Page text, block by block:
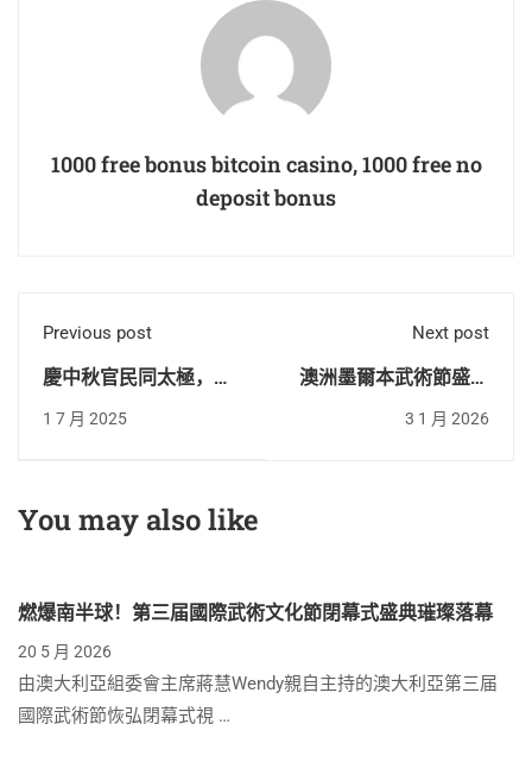
1000 free bonus bitcoin casino, 1000 free no
deposit bonus
Previous post
慶中秋官民同太極，賀
團圓萬里共嬋娟
1 7 月 2025
Next post
澳洲墨爾本武術節盛況
空前！AWCC澳東太極
3 1 月 2026
You may also like
燃爆南半球！第三届國際武術文化節閉幕式盛典璀璨落幕
20 5 月 2026
由澳大利亞組委會主席蔣慧Wendy親自主持的澳大利亞第三届
國際武術節恢弘閉幕式視 …